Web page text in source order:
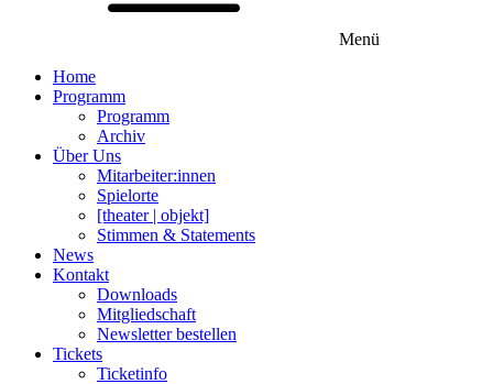
Menü
Home
Programm
Programm
Archiv
Über Uns
Mitarbeiter:innen
Spielorte
[theater | objekt]
Stimmen & Statements
News
Kontakt
Downloads
Mitgliedschaft
Newsletter bestellen
Tickets
Ticketinfo